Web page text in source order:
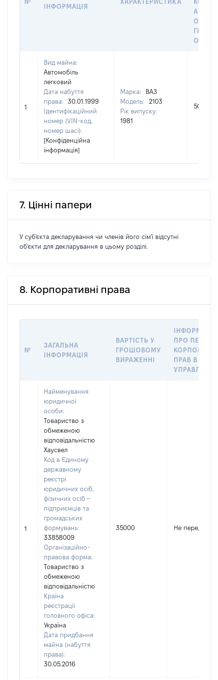
№
ІНФОРМАЦІЯ
ХАРАКТЕРИСТИКА
АБО
1
Вид майна:
Автомобіль
легковий
Дата набуття
права:
30.01.1999
Ідентифікаційний
номер (VIN-код,
номер шасі):
[Конфіденційна
інформація]
Марка:
ВАЗ
Модель:
2103
Рік випуску:
1981
5000
7. Цінні папери
У суб'єкта декларування чи членів його сім'ї відсутні
об'єкти для декларування в цьому розділі.
8. Корпоративні права
№
ЗАГАЛЬНА
ІНФОРМАЦІЯ
ВАРТІСТЬ У
ГРОШОВОМУ
ВИРАЖЕННІ
ІНФОРМАЦІЯ
ПРО
ПРАВ В
УПРАВЛІННЯ
1
Найменування
юридичної
особи:
Товариство з
обмеженою
відповідальністю
Хаусвел
Код в Єдиному
державному
реєстрі
юридичних осіб,
фізичних осіб –
підприємців та
громадських
формувань:
33858009
Організаційно-
правова форма:
Товариство з
обмеженою
відповідальністю
Країна
реєстрації
головного офіса:
Україна
Дата придбання
майна (набуття
права):
30.05.2016
35000 Не передано